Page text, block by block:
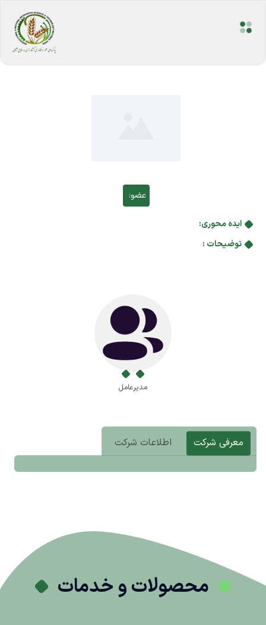
عضو:
ایده محوری:
توضیحات :
مدیرعامل
معرفی شرکت اطلاعات شرکت
محصولات و خدمات